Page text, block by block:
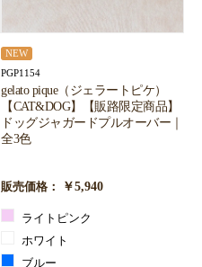
NEW
PGP1154
gelato pique（ジェラートピケ）
【CAT&DOG】【販路限定商品】
ドッグジャガードプルオーバー｜
全3色
販売価格： ￥5,940
ライトピンク
ホワイト
ブルー